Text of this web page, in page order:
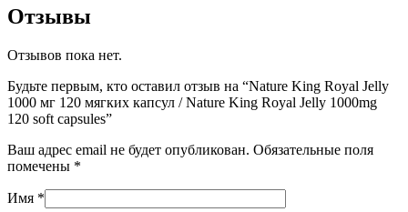
Отзывы
Отзывов пока нет.
Будьте первым, кто оставил отзыв на “Nature King Royal Jelly
1000 мг 120 мягких капсул / Nature King Royal Jelly 1000mg
120 soft capsules”
Ваш адрес email не будет опубликован. Обязательные поля
помечены *
Имя *